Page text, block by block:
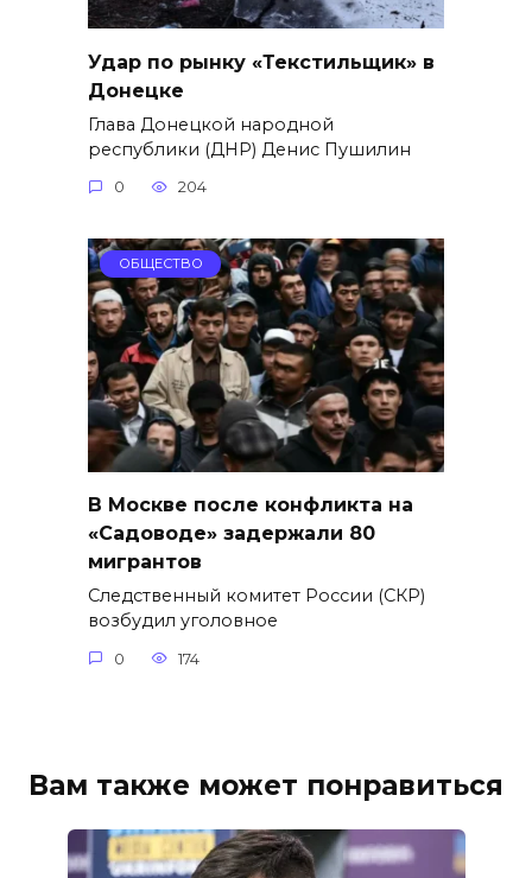
Удар по рынку «Текстильщик» в
Донецке
Глава Донецкой народной
республики (ДНР) Денис Пушилин
0 204
ОБЩЕСТВО
В Москве после конфликта на
«Садоводе» задержали 80
мигрантов
Следственный комитет России (СКР)
возбудил уголовное
0 174
Вам также может понравиться